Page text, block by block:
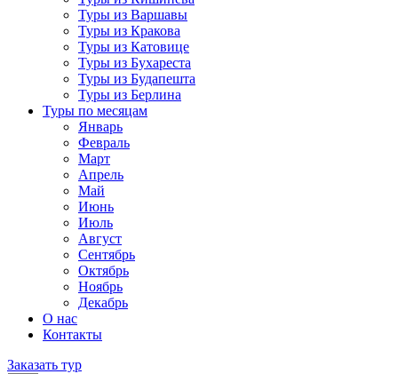
Туры из Варшавы
Туры из Кракова
Туры из Катовице
Туры из Бухареста
Туры из Будапешта
Туры из Берлина
Туры по месяцам
Январь
Февраль
Март
Апрель
Май
Июнь
Июль
Август
Сентябрь
Октябрь
Ноябрь
Декабрь
О нас
Контакты
Заказать тур